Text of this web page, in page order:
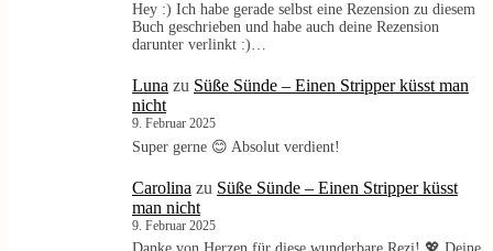
Hey :) Ich habe gerade selbst eine Rezension zu diesem
Buch geschrieben und habe auch deine Rezension
darunter verlinkt :)…
Luna zu Süße Sünde – Einen Stripper küsst man
nicht
9. Februar 2025
Super gerne 😊 Absolut verdient!
Carolina zu Süße Sünde – Einen Stripper küsst
man nicht
9. Februar 2025